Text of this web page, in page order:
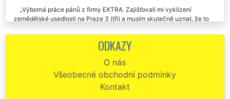
Výborná práce pánů z firmy EXTRA. Zajišťovali mi vyklízení
zemědělské usedlosti na Praze 3 (tři) a musím skutečně uznat, že to
domluvili místo mně. V této době se člověk málokdy setká s takovým
přístupem. Určitě doporučuji a počítám že je ještě využiju.
Vyklízení staré usedlosti u Prahy 3 (tři) . Výborná práce, skvělá
cena vyklízení. Doporučujeme.
Potřebovali jsme vyklidit stodolu na Praze 3 (tři) od všemožného
ODKAZY
O nás
Všeobecné obchodní podmínky
Kontakt